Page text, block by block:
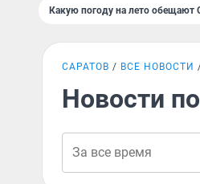
Какую погоду на лето обещают
САРАТОВ ВСЕ НОВОСТИ
Новости